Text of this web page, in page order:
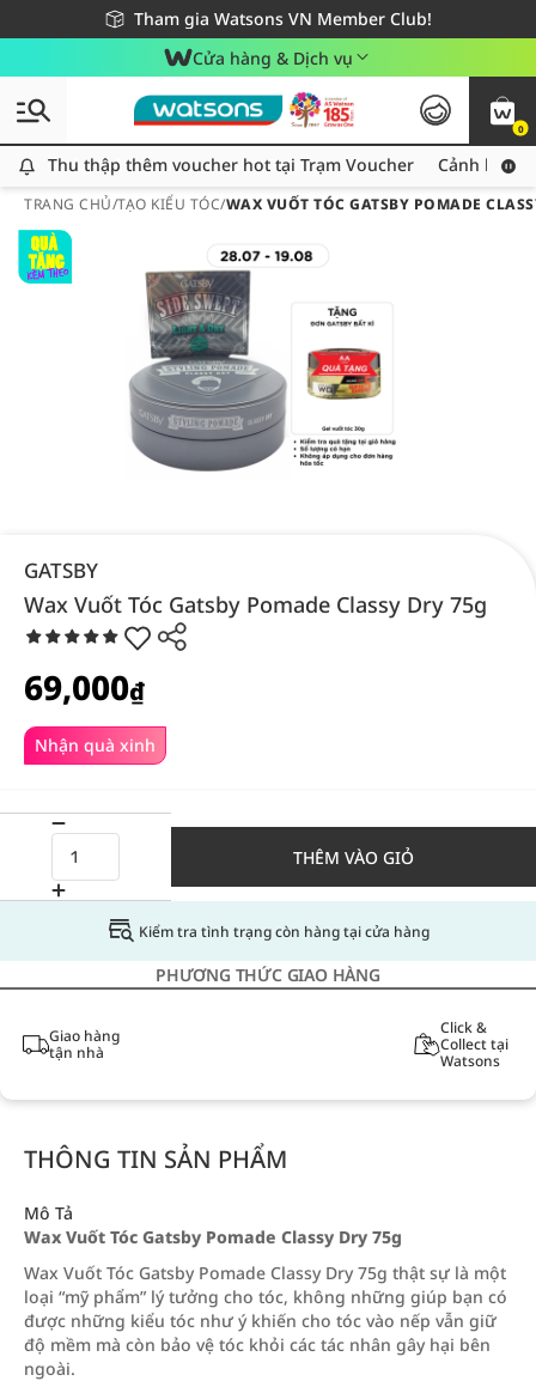
Tham gia Watsons VN Member Club!
Miễn phí giao hàng cho đơn hàng từ 249,000Đ
Giao hàng nhanh 24h - Áp dụng khu vực TP. Hồ Chí Minh
Cửa hàng & Dịch vụ
0
Thu thập thêm voucher hot tại Trạm Voucher
Thu thập thêm voucher hot tại Trạm Voucher Cảnh báo
TRANG CHỦ/TẠO KIỂU TÓC/WAX VUỐT TÓC GATSBY POMADE
GATSBY
Wax Vuốt Tóc Gatsby Pomade Classy Dry 75g
Nhận quà xinh
69,000₫
THÊM VÀO GIỎ
Kiểm tra tình trạng còn hàng tại cửa hàng
PHƯƠNG THỨC GIAO HÀNG
Giao hàng
tận nhà
Click &
Collect tại
Watsons
THÔNG TIN SẢN PHẨM
Mô Tả
Wax Vuốt Tóc Gatsby Pomade Classy Dry 75g
Wax Vuốt Tóc Gatsby Pomade Classy Dry 75g thật sự là một
loại “mỹ phẩm” lý tưởng cho tóc, không những giúp bạn có
được những kiểu tóc như ý khiến cho tóc vào nếp vẫn giữ
độ mềm mà còn bảo vệ tóc khỏi các tác nhân gây hại bên
ngoài.